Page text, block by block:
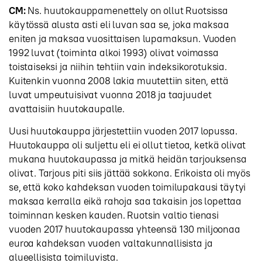
CM:Ns. huutokauppamenettely on ollut Ruotsissa
käytössä alusta asti eli luvan saa se, joka maksaa
eniten ja maksaa vuosittaisen lupamaksun. Vuoden
1992 luvat (toiminta alkoi 1993) olivat voimassa
toistaiseksi ja niihin tehtiin vain indeksikorotuksia.
Kuitenkin vuonna 2008 lakia muutettiin siten, että
luvat umpeutuisivat vuonna 2018 ja taajuudet
avattaisiin huutokaupalle.
Uusi huutokauppa järjestettiin vuoden 2017 lopussa.
Huutokauppa oli suljettu eli ei ollut tietoa, ketkä olivat
mukana huutokaupassa ja mitkä heidän tarjouksensa
olivat. Tarjous piti siis jättää sokkona. Erikoista oli myös
se, että koko kahdeksan vuoden toimilupakausi täytyi
maksaa kerralla eikä rahoja saa takaisin jos lopettaa
toiminnan kesken kauden. Ruotsin valtio tienasi
vuoden 2017 huutokaupassa yhteensä 130 miljoonaa
euroa kahdeksan vuoden valtakunnallisista ja
alueellisista toimiluvista.